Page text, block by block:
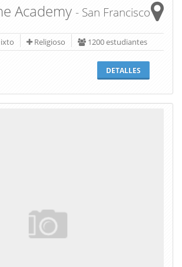
Academy - San Francisco
Religioso 1200 estudiantes
DETALLES